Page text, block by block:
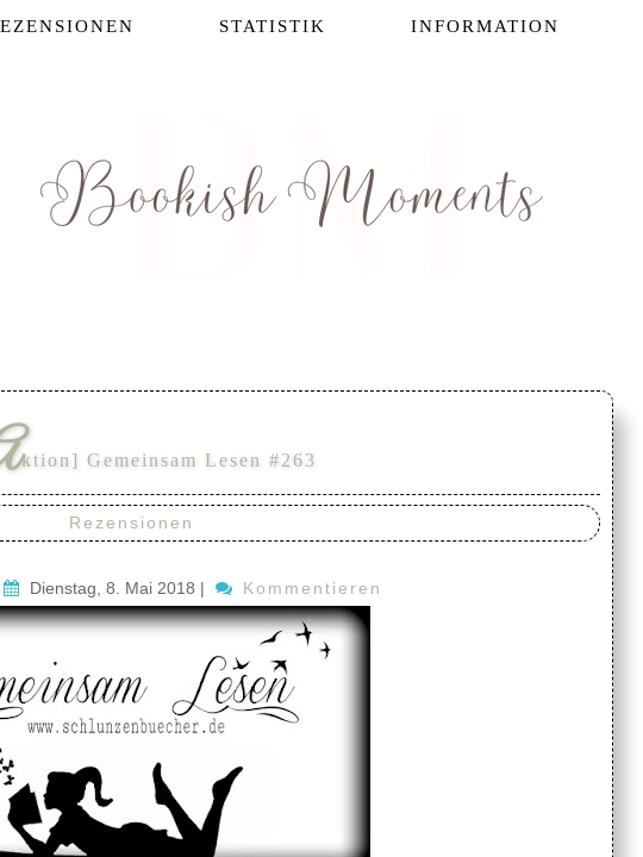
STATISTIK INFORMATION
ktion] Gemeinsam Lesen #263
Rezensionen
Dienstag, 8. Mai 2018 | Kommentieren